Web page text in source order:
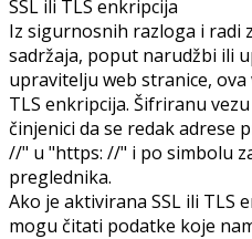
SSL ili TLS enkripcija
Iz sigurnosnih razloga i radi
sadržaja, poput narudžbi ili
upravitelju web stranice,
TLS enkripcija. Šifriranu
činjenici da se redak adrese
//" u "https: //" i po simbolu
preglednika.
Ako je aktivirana SSL ili TLS
mogu čitati podatke koje